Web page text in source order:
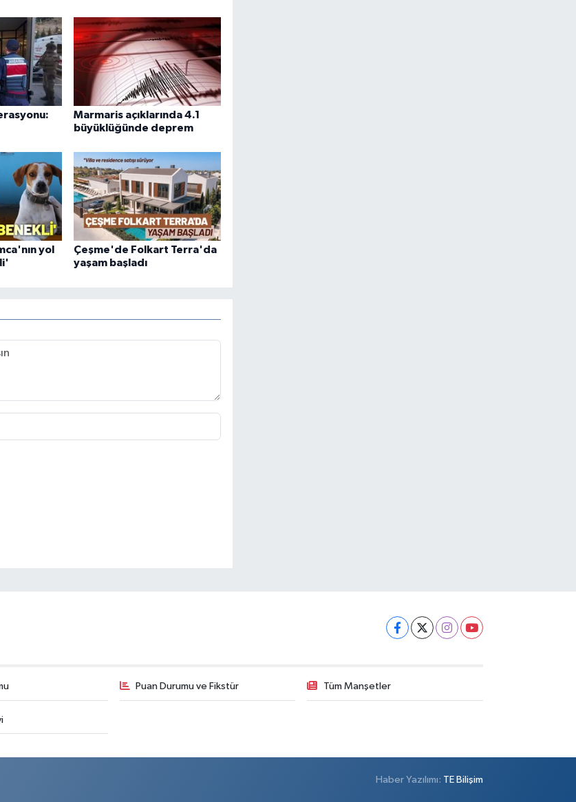
Marmaris açıklarında 4.1
büyüklüğünde deprem
yol
Çeşme'de Folkart Terra'da
yaşam başladı
Puan Durumu ve Fikstür Tüm Manşetler
Haber Yazılımı: TE Bilişim